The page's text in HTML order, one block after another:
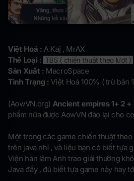
Việt Hoá :A Kaj , MrAX
Thể Loại : TBS ( chiến thuật theo lượt )
Sản Xuất : MacroSpace
Tình Trạng : Việt Hoá 100% ( trừ bản
(AowVN.org) Ancient empires 1+ 2
phẩm nữa được AowVN đào lại cho
Một trong các game chiến thuật
trên java nhỉ , và liệu bạn có biết tựa
Viện hàn lâm Anh trao giải thưởng
Java đấy , đủ biết tựa game này hay